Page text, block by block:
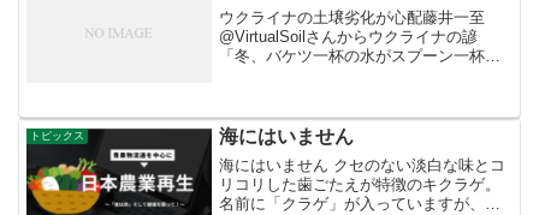
ウクライナの土壌劣化が心配藤井一至
@VirtualSoilさんからウクライナの諺
「冬、バケツ一杯の水がスプーン一杯の
うのか。ウクライ...
トピックス 海にはいません
海にはいません クセのない淡白な味とコ
リコリした歯ごたえが特徴のキクラゲ。
名前に「クラゲ」が入っていますが、キ